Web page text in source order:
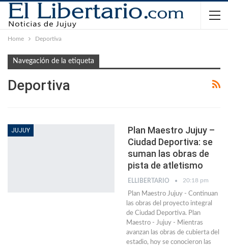
Home Deportiva
Navegación de la etiqueta
Deportiva
JUJUY
Plan Maestro Jujuy –
Ciudad Deportiva: se
suman las obras de
pista de atletismo
ELLIBERTARIO 20:18 pm
Plan Maestro Jujuy - Continuan
las obras del proyecto integral
de Ciudad Deportiva. Plan
Maestro - Jujuy - Mientras
avanzan las obras de cubierta del
estadio, hoy se conocieron las